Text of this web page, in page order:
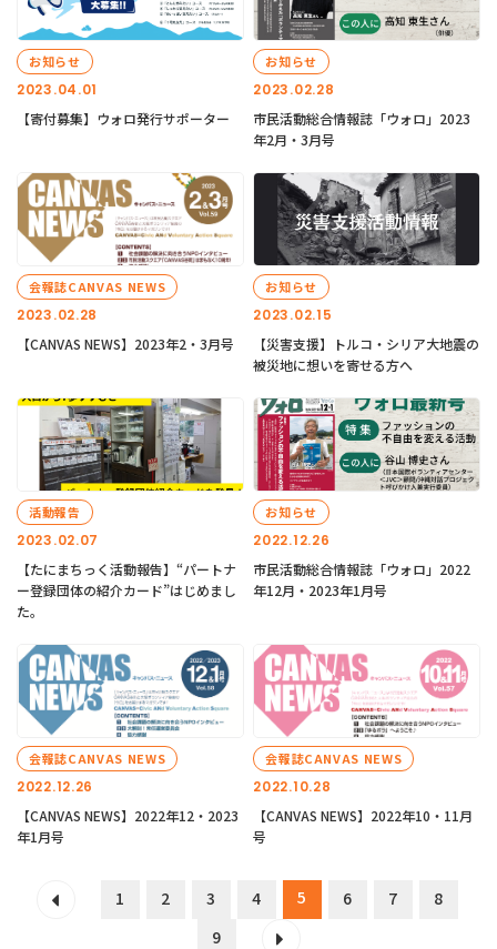
2023.04.01
お知らせ
【寄付募集】ウォロ発行サポーター
2023.02.28
お知らせ
市民活動総合情報誌「ウォロ」2023
年2月・3月号
2023.02.28
会報誌CANVAS NEWS
【CANVAS NEWS】2023年2・3月号
2023.02.15
お知らせ
【災害支援】トルコ・シリア大地震の
被災地に想いを寄せる方へ
2023.02.07
活動報告
【たにまちっく活動報告】“パートナ
ー登録団体の紹介カード”はじめまし
た。
2022.12.26
お知らせ
市民活動総合情報誌「ウォロ」2022
年12月・2023年1月号
2022.12.26
会報誌CANVAS NEWS
【CANVAS NEWS】2022年12・2023
年1月号
2022.10.28
会報誌CANVAS NEWS
【CANVAS NEWS】2022年10・11月
号
1 2 3 4 5 6 7
8
9